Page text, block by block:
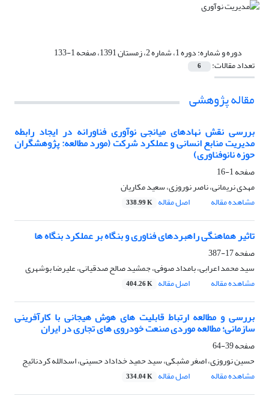
دوره و شماره:دوره 1، شماره 2، زمستان 1391، صفحه 1-133
تعداد مقالات: 6
مقاله پژوهشی
بررسی نقش نهادهای میانجی نوآوری فناورانه در ایجاد رابطه
مدیریت منابع انسانی و عملکرد شرکت (مورد مطالعه: پژوهشگران
حوزه نانوفناوری)
صفحه1-16
مهدی نریمانی، ناصر نوروزی، سعید مکاریان
مشاهده مقاله
اصل مقاله 338.99 K
تاثیر هماهنگی راهبردهای فناوری و بنگاه بر عملکرد بنگاه ها
صفحه17-387
سید محمد اعرابی، بامداد صوفی، جمشید صالح صدقیانی، علیرضا بوشهری
مشاهده مقاله
اصل مقاله 404.26 K
بررسی و مطالعه ارتباط قابلیت های هوش هیجانی با کارآفرینی
سازمانی؛ مطالعه موردی صنعت خودروی های تجاری در ایران
صفحه39-64
حسین نوروزی، اصغر مشبکی، سید حمید خداداد حسینی، اسدالله کردنائیج
مشاهده مقاله
اصل مقاله 334.04 K